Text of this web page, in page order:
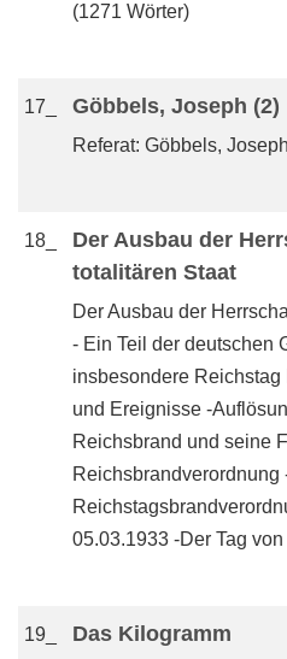
(1271 Wörter)
17_ Göbbels, Joseph (2)
Referat: Göbbels,
18_
Der Ausbau der
totalitären Staat
Der Ausbau der
- Ein Teil der deutschen
insbesondere Reichstag
und Ereignisse -
Reichsbrand und seine
Reichsbrandverordnung
05.03.1933 -Der Tag
19_ Das Kilogramm